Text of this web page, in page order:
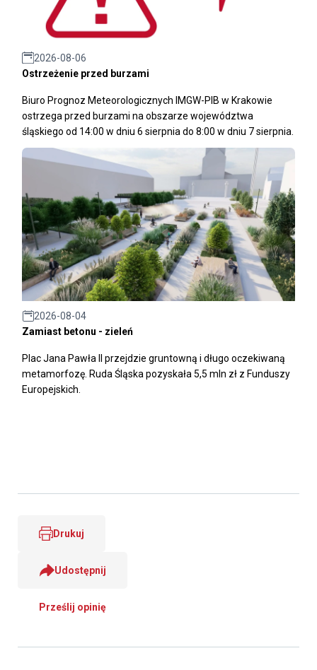
2026-08-06
Ostrzeżenie przed burzami
Biuro Prognoz Meteorologicznych IMGW-PIB w Krakowie
ostrzega przed burzami na obszarze województwa
śląskiego od 14:00 w dniu 6 sierpnia do 8:00 w dniu 7 sierpnia.
2026-08-04
Zamiast betonu - zieleń
Plac Jana Pawła II przejdzie gruntowną i długo oczekiwaną
metamorfozę. Ruda Śląska pozyskała 5,5 mln zł z Funduszy
Europejskich.
Drukuj
Udostępnij
Prześlij opinię